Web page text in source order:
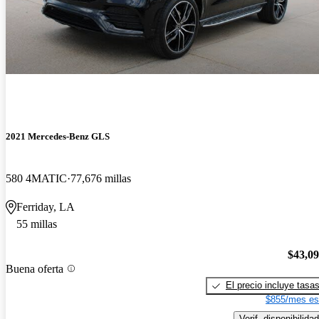
2021 Mercedes-Benz GLS
580 4MATIC 77,676 millas
Ferriday, LA
55 millas
Buena oferta
El precio incluye tasas
$855/mes